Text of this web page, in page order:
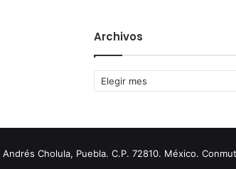
Archivos
Archivos
Cholula, Puebla. C.P. 72810. México.